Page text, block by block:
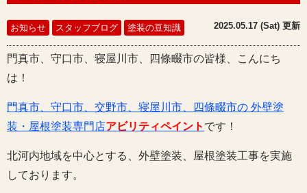
お知らせ スタッフブログ 塗装の豆知識 2025.05.17 (Sat) 更新
門真市、守口市、寝屋川市、四條畷市の皆様、こんにち
は！
門真市、守口市、交野市、寝屋川市、四條畷市の 外壁塗
装・屋根塗装専門店アビリティペイント です！
北河内地域を中心とする、外壁塗装、屋根塗装工事を実施
しております。